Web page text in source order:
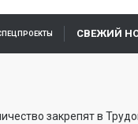
СВЕЖИЙ
закрепят в